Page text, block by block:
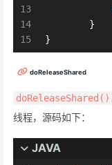
13
14
15
	}
}
doReleaseShared
doReleaseShared()
线程，源码如下：
JAVA